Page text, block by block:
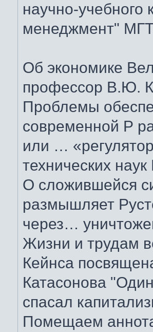
научно-
менеджмент"
Об экономике
профессор В.Ю.
Проблемы
современной Р
или …
технических
О сложившейся
размышляет
через…
Жизни и трудам
Кейнса
Катасонова
спасал
Помещаем